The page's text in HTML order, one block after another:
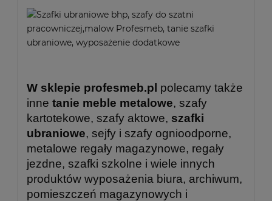
W sklepie profesmeb.pl polecamy także
inne tanie meble metalowe, szafy
kartotekowe, szafy aktowe, szafki
ubraniowe, sejfy i szafy ognioodporne,
metalowe regały magazynowe, regały
jezdne, szafki szkolne i wiele innych
produktów wyposażenia biura, archiwum,
pomieszczeń magazynowych i